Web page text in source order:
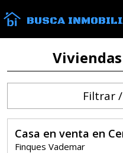
BUSCA
Filtrar
Casa en venta en
Finques Vademar